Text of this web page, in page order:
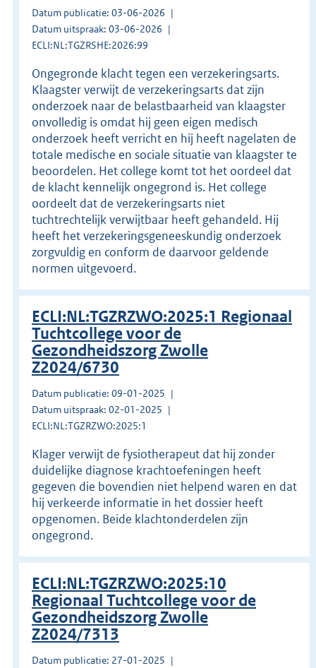
Datum publicatie: 03-06-2026
Datum uitspraak: 03-06-2026
ECLI:NL:TGZRSHE:2026:99
Ongegronde klacht tegen een verzekeringsarts.
Klaagster verwijt de verzekeringsarts dat zijn
onderzoek naar de belastbaarheid van klaagster
onvolledig is omdat hij geen eigen medisch
onderzoek heeft verricht en hij heeft nagelaten de
totale medische en sociale situatie van klaagster te
beoordelen. Het college komt tot het oordeel dat
de klacht kennelijk ongegrond is. Het college
oordeelt dat de verzekeringsarts niet
tuchtrechtelijk verwijtbaar heeft gehandeld. Hij
heeft het verzekeringsgeneeskundig onderzoek
zorgvuldig en conform de daarvoor geldende
normen uitgevoerd.
ECLI:NL:TGZRZWO:2025:1 Regionaal
Tuchtcollege voor de
Gezondheidszorg Zwolle
Z2024/6730
Datum publicatie: 09-01-2025
Datum uitspraak: 02-01-2025
ECLI:NL:TGZRZWO:2025:1
Klager verwijt de fysiotherapeut dat hij zonder
duidelijke diagnose krachtoefeningen heeft
gegeven die bovendien niet helpend waren en dat
hij verkeerde informatie in het dossier heeft
opgenomen. Beide klachtonderdelen zijn
ongegrond.
ECLI:NL:TGZRZWO:2025:10
Regionaal Tuchtcollege voor de
Gezondheidszorg Zwolle
Z2024/7313
Datum publicatie: 27-01-2025